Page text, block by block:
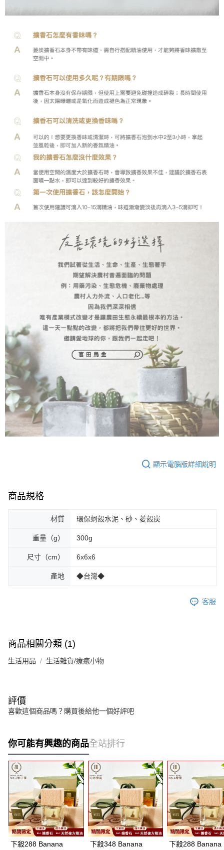
顯示電腦版詳細說明
商品規格
材質 環保蚵殼水泥、砂、菱殼炭
重量（g） 300g
尺寸（cm） 6x6x6
產地 ◆台灣◆
客服
商品相關分類 (1)
生活用品 生活雜貨/療癒小物
評價
喜歡這個商品嗎？購買後給他一個好評吧
你可能有興趣的商品全站排行
下殺288 Banana 下殺348 Banana 下殺288 Banana